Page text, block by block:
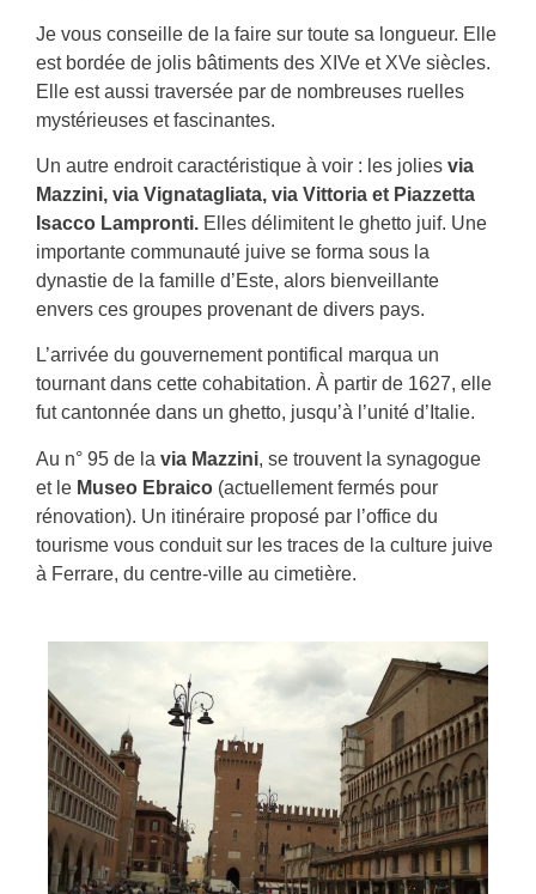
Je vous conseille de la faire sur toute sa longueur. Elle
est bordée de jolis bâtiments des XIVe et XVe siècles.
Elle est aussi traversée par de nombreuses ruelles
mystérieuses et fascinantes.
Un autre endroit caractéristique à voir : les jolies via
Mazzini, via Vignatagliata, via Vittoria et Piazzetta
Isacco Lampronti. Elles délimitent le ghetto juif. Une
importante communauté juive se forma sous la
dynastie de la famille d’Este, alors bienveillante
envers ces groupes provenant de divers pays.
L’arrivée du gouvernement pontifical marqua un
tournant dans cette cohabitation. À partir de 1627, elle
fut cantonnée dans un ghetto, jusqu’à l’unité d’Italie.
Au n° 95 de la via Mazzini, se trouvent la synagogue
et le Museo Ebraico (actuellement fermés pour
rénovation). Un itinéraire proposé par l’office du
tourisme vous conduit sur les traces de la culture juive
à Ferrare, du centre-ville au cimetière.